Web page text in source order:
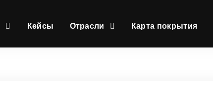
Кейсы Отрасли Карта покрытия